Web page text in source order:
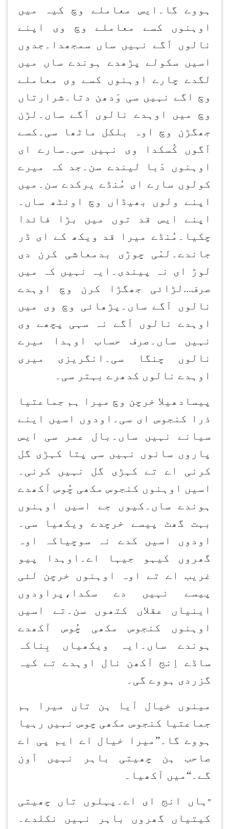
ہووے گا۔ایس معاملے وچ کیہ میں
اوہنوں کسے معاملے وچ وی اپنے
نالوں اَگے نہیں ساں سمجھدا۔جدوں
اسیں سکولے پڑھدے ہوندے ساں میں
لگدے چارے اوہنوں کسے وی معاملے
وچ اگے نہیں سی وَدھن دتا۔شرارتاں
وچ میں اوہدے نالوں اَگے ساں۔لڑن
جھگڑن وچ اوہ بلکل ماٹھا سی۔کسے
اَگوں کُسکدا وی نہیں سی۔سارے ای
اوہنوں دَبا لیندے سن۔جد کہ میرے
کولوں سارے ای مُنڈے یرکدے سن۔میں
اپنے ولوں بھیڈاں وچ اونٹھ ساں۔
اپنے ایس قد توں میں بڑا فائدا
چکیا۔مُنڈے میرا قد ویکھ کے ای ڈر
جاندے۔لمّی چوڑی بدمعاشی کرن دی
لوڑ ای نہ پیندی۔ایہ نہیں کہ میں
صرف...لڑائی جھگڑا کرن وچ اوہدے
نالوں اَگے ساں۔پڑھائی وچ وی میں
اوہدے نالوں اَگے نہ سہی پچھے وی
نہیں ساں۔صرف حساب اوہدا میرے
نالوں چنگا سی۔انگریزی میری
اوہدے نالوں کدھرے بہتر سی۔
پیسادھیلا خرچن وچ میرا ہم جماعتیا
ذرا کنجوس ای سی۔اودوں اسیں اینے
سیانے نہیں ساں۔بال عمر سی ایس
پاروں سانوں نہیں سی پتا کہڑی گل
کرنی اے تے کہڑی گل نہیں کرنی۔
اسیں اوہنوں کنجوس مکھی چُوس آکھدے
ہوندے ساں۔کیوں جے اسیں اوہنوں
بہت گھٹ پیسے خرچدے ویکھیا سی۔
اودوں اسیں کدے نہ سوچیاکہ اوہ
گھروں کیہو جیہا اے۔اوہدا پیو
غریب اے تے اوہ اوہنوں خرچن لئی
پیسے نہیں دے سکدا،پراودوں
اینیاں عقلاں کتھوں سن۔تے اسیں
اوہنوں کنجوس مکھی چُوس آکھدے
ہوندے ساں۔ایہ ویکھیاں بِناکہ
ساڈے اِنج آکھن نال اوہدے تے کیہ
گزردی ہووے گی۔
مینوں خیال آیا ہن تاں میرا ہم
جماعتیا کنجوس مکھی چوس نہیں رہیا
ہووے گا۔”میرا خیال اے ایم پی اے
صاحب ہن چھیتی باہر نہیں آون
گے۔“میں آکھیا۔
” ہاں انج ای اے۔پہلوں تاں چھیتی
کیتیاں گھروں باہر نہیں نکلدے۔